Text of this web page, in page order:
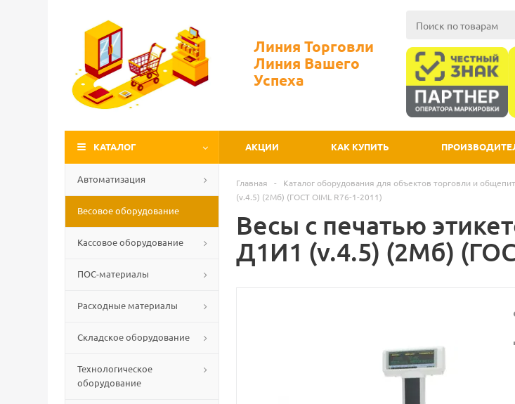
Линия Торговли
Линия Вашего
Успеха
КАТАЛОГ АКЦИИ КАК КУПИТЬ
Автоматизация
Весовое оборудование
Кассовое оборудование
ПОС-материалы
Расходные материалы
Складское оборудование
Технологическое
оборудование
Главная - Каталог оборудования для объектов торговли и
(v.4.5) (2Мб) (ГОСТ OIML R76-1-2011)
Весы с печатью
Д1И1 (v.4.5) (2Мб)